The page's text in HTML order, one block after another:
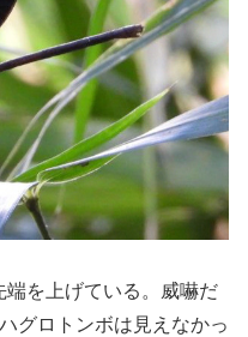
端を上げている。威嚇だ
グロトンボは見えなかっ